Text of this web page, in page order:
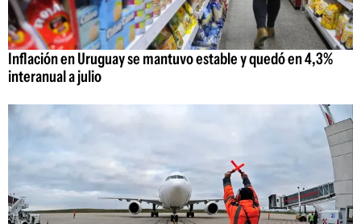
Inflación en Uruguay se mantuvo estable y quedó en 4,3%
interanual a julio